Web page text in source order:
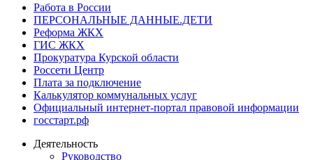
Работа в России
ПЕРСОНАЛЬНЫЕ ДАННЫЕ.ДЕТИ
Реформа ЖКХ
ГИС ЖКХ
Прокуратура Курской области
Россети Центр
Плата за подключение
Калькулятор коммунальных услуг
Официальный интернет-портал правовой информации
госстарт.рф
Деятельность
Руководство